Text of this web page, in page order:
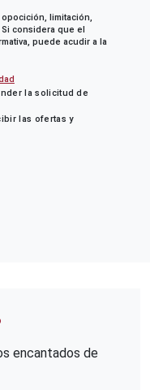
opocición, limitación,
considera que el
puede acudir a la
la solicitud de
las ofertas y
encantados de